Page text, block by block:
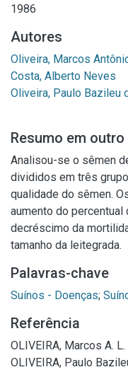
1986
Autores
Oliveira, Marcos
Costa, Alberto Neves
Oliveira, Paulo Bazileu
Resumo em
Analisou-se o sêmen
divididos em três
qualidade do sêmen.
aumento do
decréscimo da
tamanho da leitegrada.
Palavras-chave
Suínos - Doenças;
Referência
OLIVEIRA, Marcos A.
OLIVEIRA, Paulo